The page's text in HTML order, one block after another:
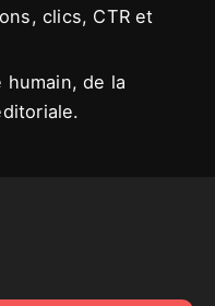
clics, CTR et
de la